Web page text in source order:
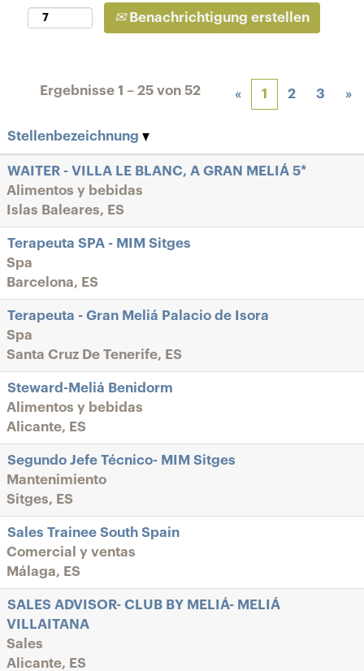
Benachrichtigung erstellen
Ergebnisse 1 – 25 von 52 « 1 2 3 »
Stellenbezeichnung
WAITER - VILLA LE BLANC, A GRAN MELIÁ 5*
Alimentos y bebidas
Islas Baleares, ES
Terapeuta SPA - MIM Sitges
Spa
Barcelona, ES
Terapeuta - Gran Meliá Palacio de Isora
Spa
Santa Cruz De Tenerife, ES
Steward-Meliá Benidorm
Alimentos y bebidas
Alicante, ES
Segundo Jefe Técnico- MIM Sitges
Mantenimiento
Sitges, ES
Sales Trainee South Spain
Comercial y ventas
Málaga, ES
SALES ADVISOR- CLUB BY MELIÁ- MELIÁ
VILLAITANA
Sales
Alicante, ES